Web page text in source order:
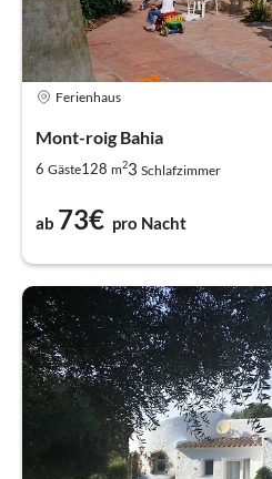
Ferienhaus
Mont-roig Bahia
6 Gäste128 m23 Schlafzimmer
ab 73€ pro Nacht